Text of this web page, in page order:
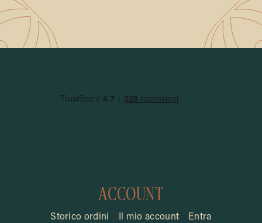
ACCOUNT
Storico ordini Il mio account Entra